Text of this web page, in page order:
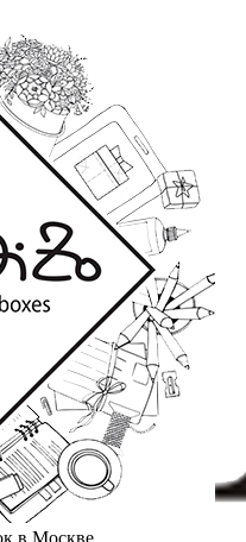
в Москве